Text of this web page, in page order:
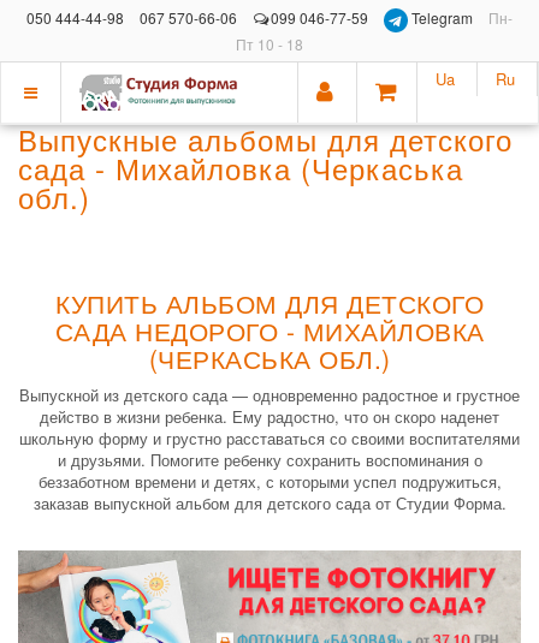
050 444-44-98 067 570-66-06 099 046-77-59 Telegram
Пн-
Пт 10 - 18
Показать
меню
Ua Ru
Выпускные альбомы для детского
сада - Михайловка (Черкаська
обл.)
КУПИТЬ АЛЬБОМ ДЛЯ ДЕТСКОГО
САДА НЕДОРОГО - МИХАЙЛОВКА
(ЧЕРКАСЬКА ОБЛ.)
Выпускной из детского сада — одновременно радостное и грустное
действо в жизни ребенка. Ему радостно, что он скоро наденет
школьную форму и грустно расставаться со своими воспитателями
и друзьями. Помогите ребенку сохранить воспоминания о
беззаботном времени и детях, с которыми успел подружиться,
заказав выпускной альбом для детского сада от Студии Форма.